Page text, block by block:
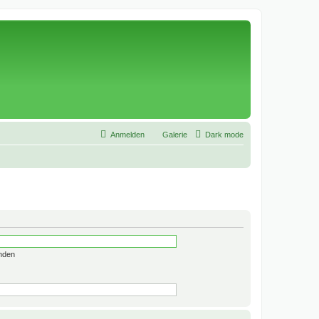
Dark mode
Galerie
Anmelden